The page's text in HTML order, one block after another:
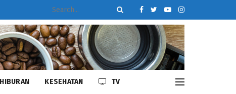
HIBURAN KESEHATAN TV